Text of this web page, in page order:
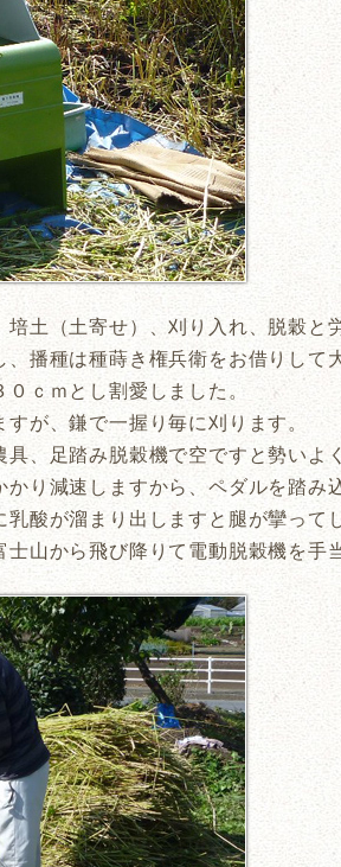
土（土寄せ）、刈り入れ、脱穀と
播種は種蒔き権兵衛をお借りして
ｃｍとし割愛しました。
が、鎌で一握り毎に刈ります。
、足踏み脱穀機で空ですと勢いよ
り減速しますから、ペダルを踏み
酸が溜まり出しますと腿が攣って
山から飛び降りて電動脱穀機を手